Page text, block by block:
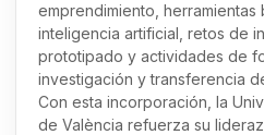
emprendimiento, herramientas
inteligencia artificial, retos de
prototipado y actividades de
investigación y transferencia
Con esta incorporación, la
de València refuerza su